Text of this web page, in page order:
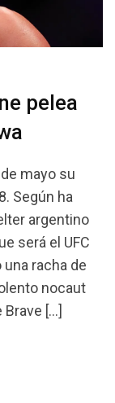
pelea
mayo su
Según ha
argentino
será el UFC
racha de
nocaut
[…]